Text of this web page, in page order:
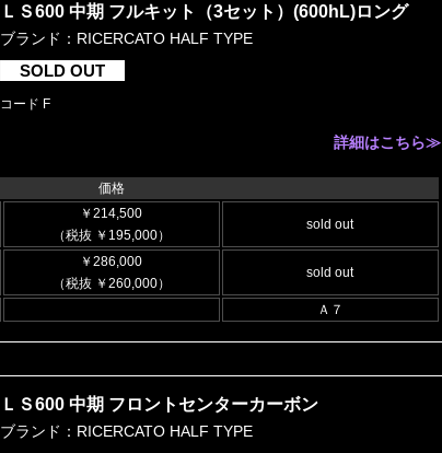
ＬＳ600 中期 フルキット（3セット）(600hL)ロング
ブランド：RICERCATO HALF TYPE
SOLD OUT
コード F
詳細はこちら≫
価格
￥214,500
（税抜 ￥195,000）
sold out
￥286,000
（税抜 ￥260,000）
sold out
Ａ７
ＬＳ600 中期 フロントセンターカーボン
ブランド：RICERCATO HALF TYPE